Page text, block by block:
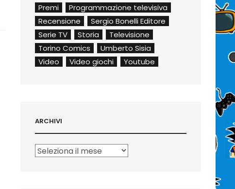
Premi
Programmazione televisiva
Recensione
Sergio Bonelli Editore
Serie TV
Storia
Televisione
Torino Comics
Umberto Sisia
Video
Video giochi Youtube
ARCHIVI
Archivi